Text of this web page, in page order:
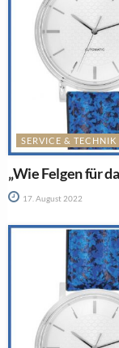
SERVICE & TECHNIK
„Wie Felgen für
17. August 2022